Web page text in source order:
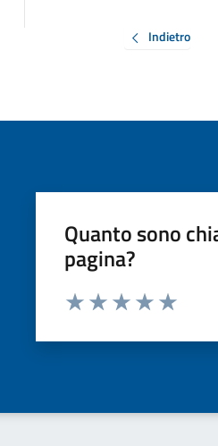
Indietro
Quanto sono
pagina?
Valuta da 1 a 5 stelle la pagina